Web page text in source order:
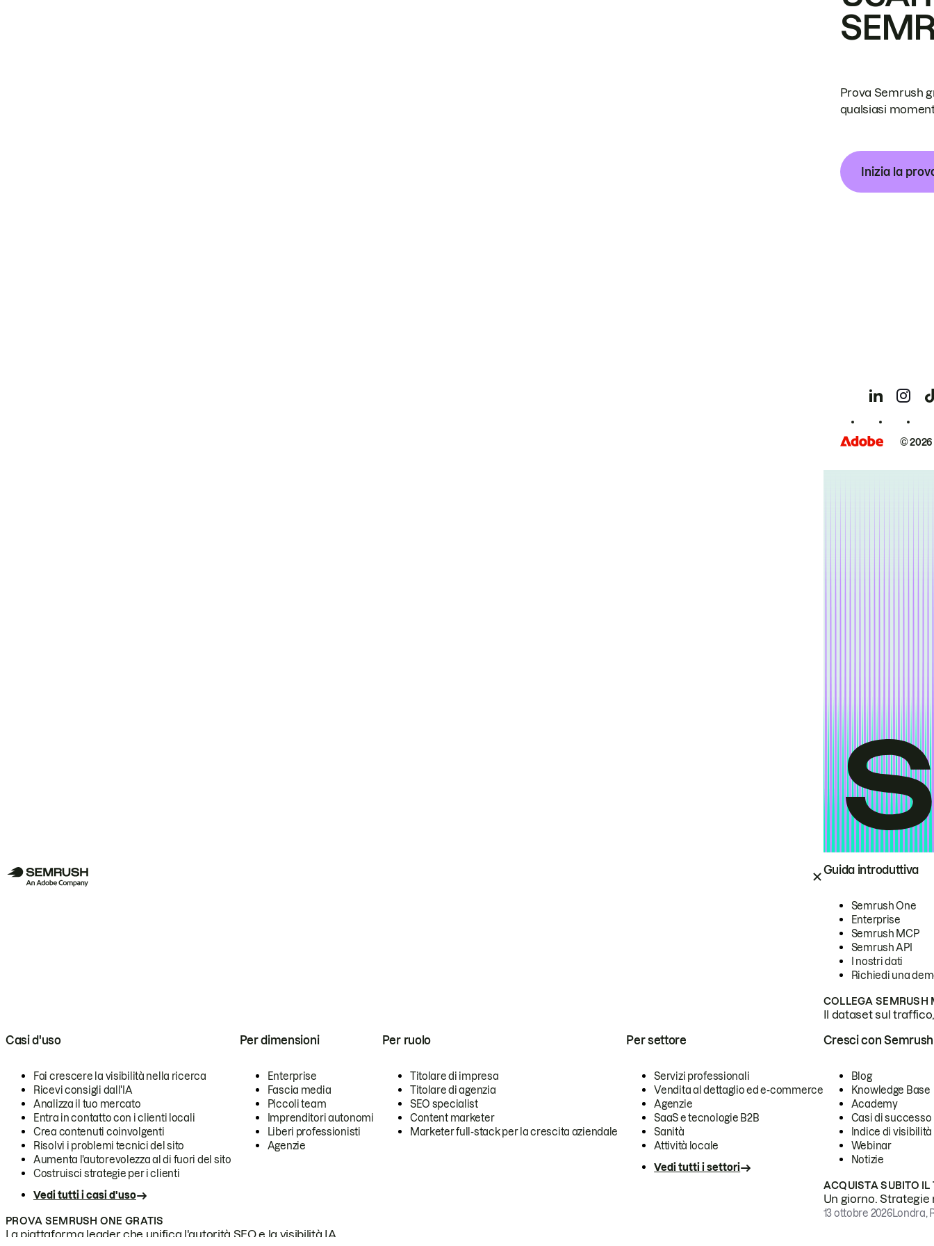
Guida introduttiva
Semrush One
Enterprise
Semrush MCP
Semrush API
I nostri dati
Richiedi una
COLLEGA SEMRUSH
Il dataset sul
Casi d'uso
Fai crescere la visibilità nella ricerca
Ricevi consigli dall'IA
Analizza il tuo mercato
Entra in contatto con i clienti locali
Crea contenuti coinvolgenti
Risolvi i problemi tecnici del sito
Aumenta l'autorevolezza al di fuori del sito
Costruisci strategie per i clienti
Vedi tutti i casi d'uso
Per dimensioni
Enterprise
Fascia media
Piccoli team
Imprenditori autonomi
Liberi professionisti
Agenzie
Per ruolo
Titolare di impresa
Titolare di agenzia
SEO specialist
Content marketer
Marketer full-stack per la crescita aziendale
Per settore
Servizi professionali
Vendita al dettaglio ed e-commerce
Agenzie
SaaS e tecnologie B2B
Sanità
Attività locale
Vedi tutti i settori
PROVA SEMRUSH ONE GRATIS
La piattaforma leader che unifica l'autorità SEO e la visibilità IA.
Cresci con Semrush
Blog
Knowledge Base
Academy
Casi di successo
Indice di visibilità
Webinar
Notizie
ACQUISTA SUBITO IL
Un giorno.
13 ottobre 2026Londra,
Prova Semrush
qualsiasi
Inizia la
©